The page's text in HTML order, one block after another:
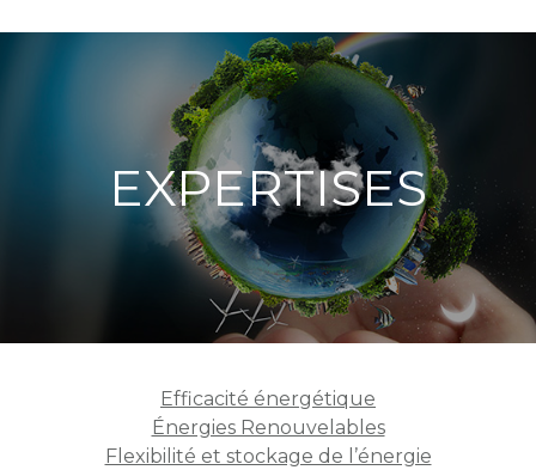
EXPERTISES
Efficacité énergétique
Énergies Renouvelables
Flexibilité et stockage de l’énergie